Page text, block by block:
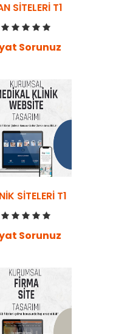
SITELERI T1
Sorunuz
SITELERI T1
Sorunuz